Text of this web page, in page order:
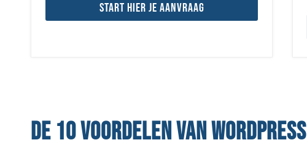
Start hier je aanvraag
DE 10 VOORDELEN VAN WORDPRESS